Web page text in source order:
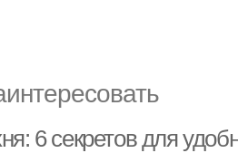
6 секретов для